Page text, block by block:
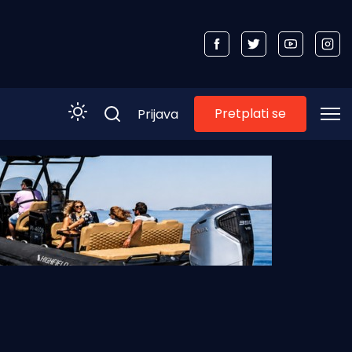
Prijava Pretplati se